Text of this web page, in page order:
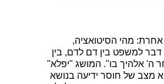
מהי הסיטואציה,
למשפט בין דם לדם, בין
ה' אלהיך בו". המושג "יפלא"
מצב של חוסר ידיעה בנושא